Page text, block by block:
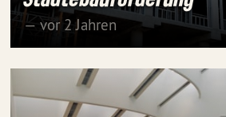
— vor 2 Jahren